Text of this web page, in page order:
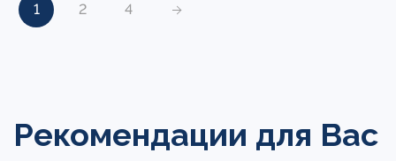
1 2 4
Рекомендации для Вас